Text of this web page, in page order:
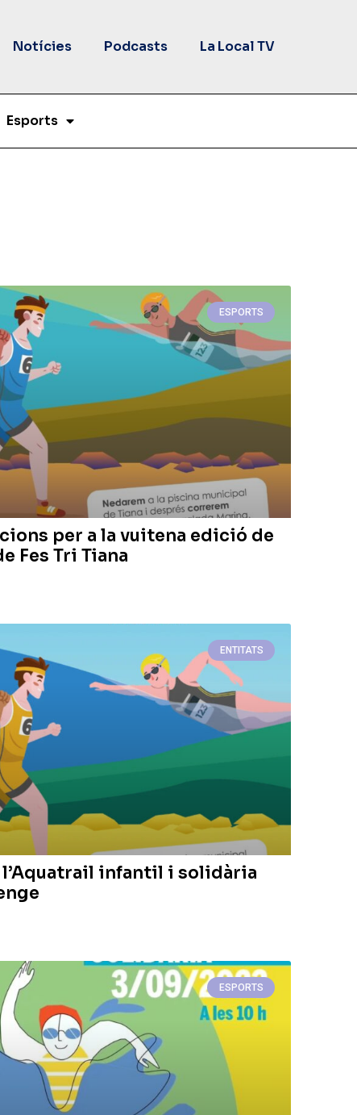
Notícies Podcasts La Local TV
Esports
ESPORTS
per a la vuitena edició de
Fes Tri Tiana
ENTITATS
l’Aquatrail infantil i solidària
ESPORTS